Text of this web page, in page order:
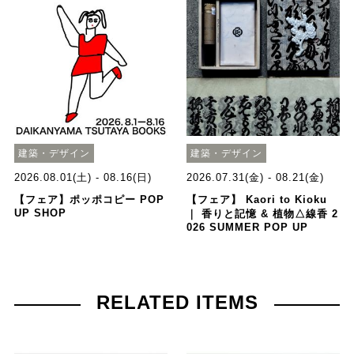
建築・デザイン
2026.08.01(土) - 08.16(日)
【フェア】ポッポコピー POP
UP SHOP
建築・デザイン
2026.07.31(金) - 08.21(金)
【フェア】 Kaori to Kioku
｜ 香りと記憶 & 植物△線香 2
026 SUMMER POP UP
RELATED ITEMS